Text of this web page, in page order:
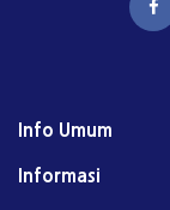
Info Umum
Informasi